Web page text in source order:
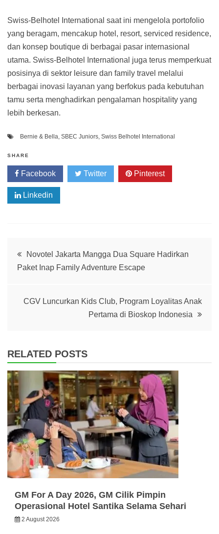
Swiss-Belhotel International saat ini mengelola portofolio
yang beragam, mencakup hotel, resort, serviced residence,
dan konsep boutique di berbagai pasar internasional
utama. Swiss-Belhotel International juga terus memperkuat
posisinya di sektor leisure dan family travel melalui
berbagai inovasi layanan yang berfokus pada kebutuhan
tamu serta menghadirkan pengalaman hospitality yang
lebih berkesan.
Bernie & Bella, SBEC Juniors, Swiss Belhotel International
SHARE
Facebook Twitter Pinterest
Linkedin
Post
navigation
Novotel Jakarta Mangga Dua Square Hadirkan
Paket Inap Family Adventure Escape
CGV Luncurkan Kids Club, Program Loyalitas Anak
Pertama di Bioskop Indonesia
RELATED POSTS
GM For A Day 2026, GM Cilik Pimpin
Operasional Hotel Santika Selama Sehari
2 August 2026